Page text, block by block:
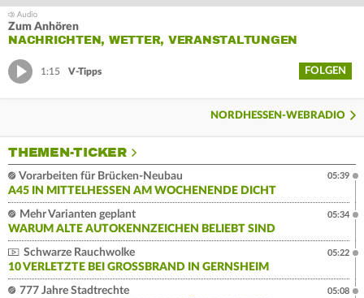
Zum Anhören
NACHRICHTEN, WETTER, VERANSTALTUNGEN
1:15 V-Tipps FOLGEN
NORDHESSEN-WEBRADIO
THEMEN-TICKER
Vorarbeiten für Brücken-Neubau
A45 IN MITTELHESSEN AM WOCHENENDE DICHT
05:39
Mehr Varianten geplant
WARUM ALTE AUTOKENNZEICHEN BELIEBT SIND
05:34
Schwarze Rauchwolke
10 VERLETZTE BEI GROSSBRAND IN GERNSHEIM
05:22
777 Jahre Stadtrechte
05:08